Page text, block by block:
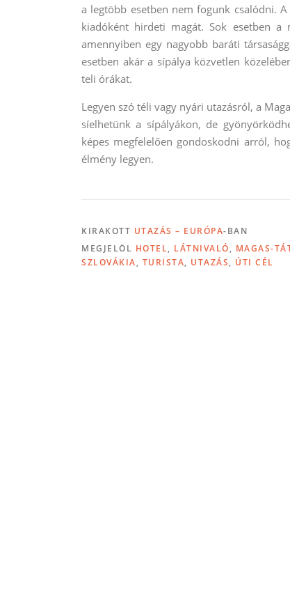
a legtöbb esetben nem fogunk csalódni.
kiadóként hirdeti magát. Sok esetben a
amennyiben egy nagyobb baráti
esetben akár a sípálya közvetlen
teli órákat.
Legyen szó téli vagy nyári utazásról, a
síelhetünk a sípályákon, de
képes megfelelően gondoskodni arról,
élmény legyen.
KIRAKOTT UTAZÁS – EURÓPA-BAN
MEGJELÖL HOTEL, LÁTNIVALÓ, MAGAS-
SZLOVÁKIA, TURISTA, UTAZÁS, ÚTI CÉL